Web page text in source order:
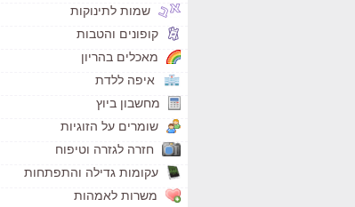
שמות לתינוקות
קופונים והטבות
מאכלים בהריון
איפה ללדת
מחשבון ביוץ
שומרים על הזוגיות
חזרה לגזרה וטיפוח
עקומות גדילה והתפתחות
משרות לאמהות